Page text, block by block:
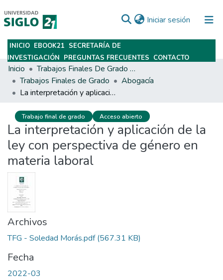
Iniciar sesión (current)
Subir
INICIO EBOOK21 SECRETARÍA DE
INVESTIGACIÓN PREGUNTAS FRECUENTES CONTACTO
Inicio
Trabajos Finales De Grado Y Posgrado
Trabajos Finales de Grado
Abogacía
La interpretación y aplicación de la ley con perspectiva de género en materia laboral
Trabajo final de grado Acceso abierto
La interpretación y aplicación de la
ley con perspectiva de género en
materia laboral
Archivos
TFG - Soledad Morás.pdf(567.31 KB)
Fecha
2022-03